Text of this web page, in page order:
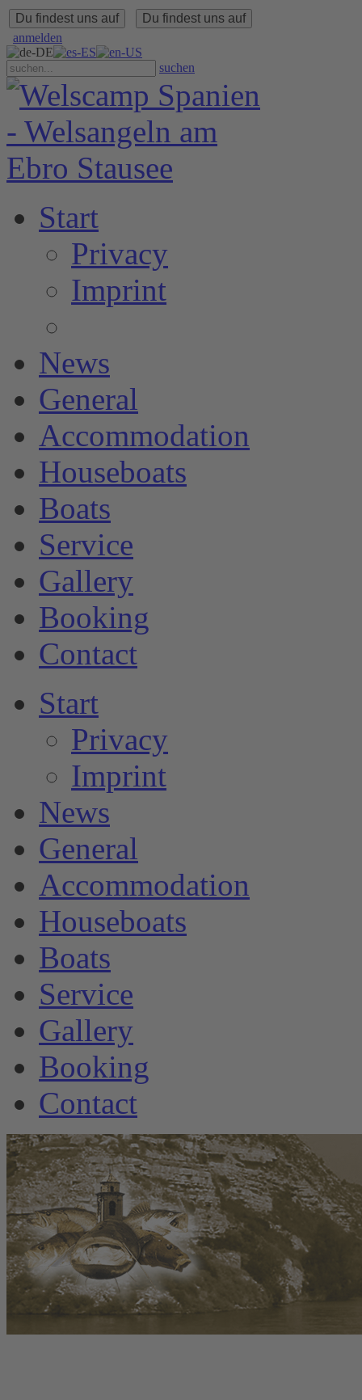
Du findest uns auf
Du findest uns auf
anmelden
suchen
Start
Privacy
Imprint
News
General
Accommodation
Houseboats
Boats
Service
Gallery
Booking
Contact
Start
Privacy
Imprint
News
General
Accommodation
Houseboats
Boats
Service
Gallery
Booking
Contact